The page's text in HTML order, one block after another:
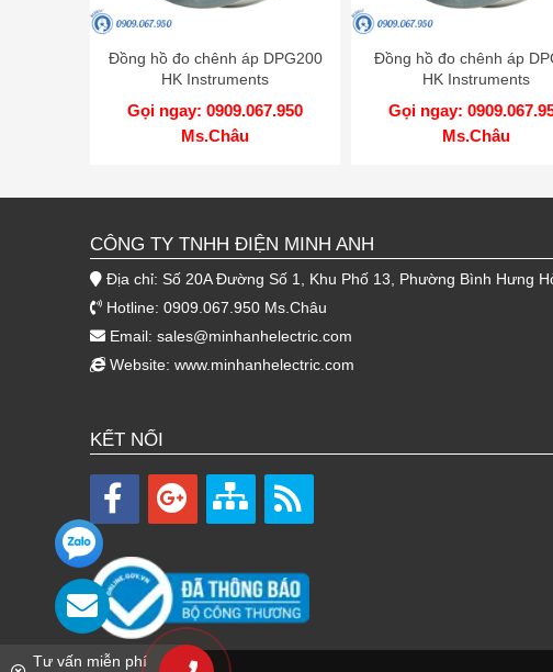
Đồng hồ đo chênh áp DPG200
HK Instruments
Gọi ngay: 0909.067.950
Ms.Châu
Đồng hồ đo chênh áp
HK Instruments
Gọi ngay:
Ms.Châu
CÔNG TY TNHH ĐIỆN MINH ANH
Địa chỉ: Số 20A Đường Số 1, Khu Phố 13, Phường Bình Hưng
Hotline: 0909.067.950 Ms.Châu
Email: sales@minhanhelectric.com
Website: www.minhanhelectric.com
KẾT NỐI
Tư vấn miễn phí